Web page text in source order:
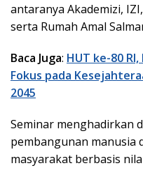
antaranya Akademizi,
serta Rumah Amal
Baca Juga: HUT ke-80
Fokus pada
2045
Seminar menghadirkan
pembangunan manusia
masyarakat berbasis